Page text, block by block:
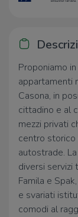
Proponiamo
appartamenti
Casona, in
cittadino e al
mezzi privati
centro storico
autostrade.
diversi servizi
Famila e
e svariati
comodi al